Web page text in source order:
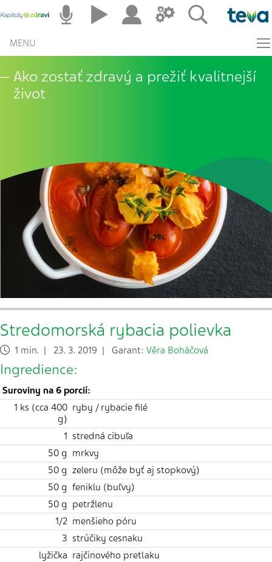
MENU
Ako zostať zdravý a prežiť kvalitnejší
život
Stredomorská rybacia polievka
1 min. | 23. 3. 2019 | Garant: Věra Boháčová
Ingredience:
Suroviny na 6 porcií:
1 ks (cca 400
g)
ryby / rybacie filé
1 stredná cibuľa
50 g mrkvy
50 g zeleru (môže byť aj stopkový)
50 g feniklu (buľvy)
50 g petržlenu
1/2 menšieho póru
3 strúčiky cesnaku
lyžička rajčinového pretlaku